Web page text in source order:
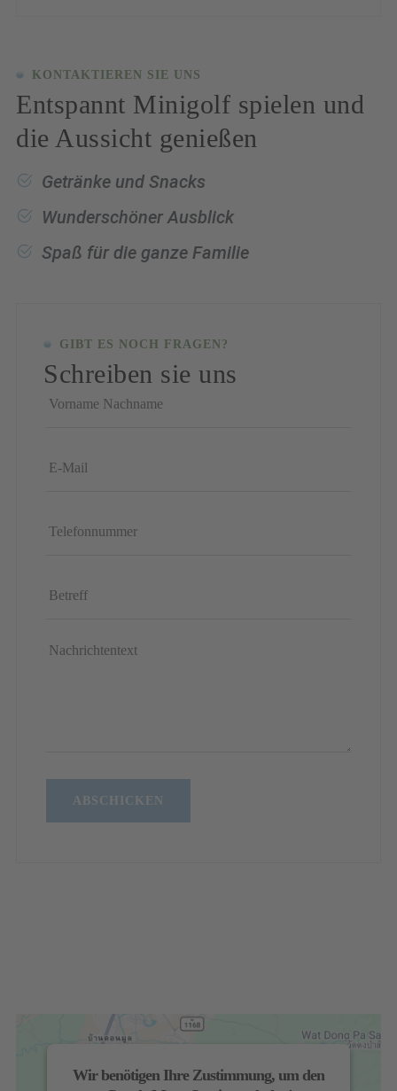
KONTAKTIEREN SIE UNS
Entspannt Minigolf spielen und
die Aussicht genießen
Getränke und Snacks
Wunderschöner Ausblick
Spaß für die ganze Familie
GIBT ES NOCH FRAGEN?
Schreiben sie uns
Wir benötigen Ihre Zustimmung, um den